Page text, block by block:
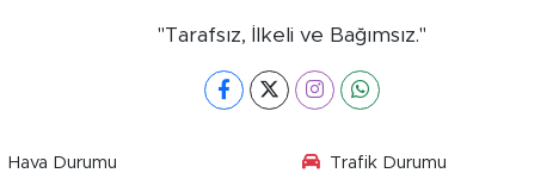
"Tarafsız, İlkeli ve Bağımsız."
Hava Durumu Trafik Durumu